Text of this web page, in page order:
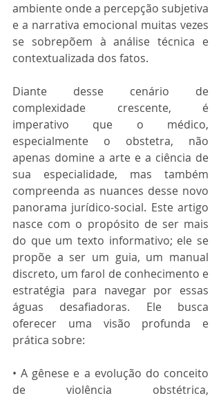
ambiente onde a percepção subjetiva
e a narrativa emocional muitas vezes
se sobrepõem à análise técnica e
contextualizada dos fatos.
Diante desse cenário de
complexidade crescente, é
imperativo que o médico,
especialmente o obstetra, não
apenas domine a arte e a ciência de
sua especialidade, mas também
compreenda as nuances desse novo
panorama jurídico-social. Este artigo
nasce com o propósito de ser mais
do que um texto informativo; ele se
propõe a ser um guia, um manual
discreto, um farol de conhecimento e
estratégia para navegar por essas
águas desafiadoras. Ele busca
oferecer uma visão profunda e
prática sobre:
• A gênese e a evolução do conceito
de violência obstétrica,